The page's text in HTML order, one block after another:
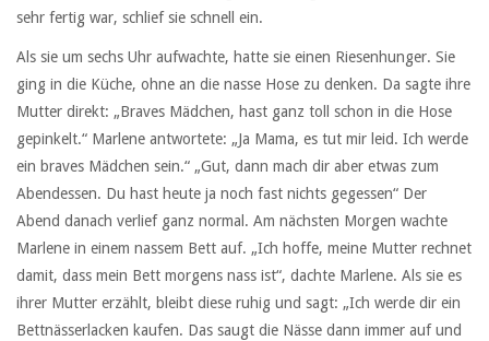
sehr fertig war, schlief sie schnell ein.
Als sie um sechs Uhr aufwachte, hatte sie einen Riesenhunger. Sie
ging in die Küche, ohne an die nasse Hose zu denken. Da sagte ihre
Mutter direkt: „Braves Mädchen, hast ganz toll schon in die Hose
gepinkelt.“ Marlene antwortete: „Ja Mama, es tut mir leid. Ich werde
ein braves Mädchen sein.“ „Gut, dann mach dir aber etwas zum
Abendessen. Du hast heute ja noch fast nichts gegessen“ Der
Abend danach verlief ganz normal. Am nächsten Morgen wachte
Marlene in einem nassem Bett auf. „Ich hoffe, meine Mutter rechnet
damit, dass mein Bett morgens nass ist“, dachte Marlene. Als sie es
ihrer Mutter erzählt, bleibt diese ruhig und sagt: „Ich werde dir ein
Bettnässerlacken kaufen. Das saugt die Nässe dann immer auf und